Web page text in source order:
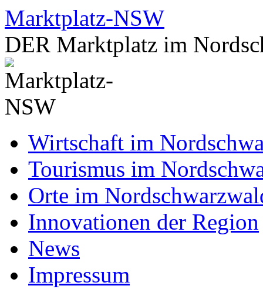
Zum
Inhalt
springen
Marktplatz-NSW
DER Marktplatz im
Wirtschaft im
Tourismus im
Orte im
Innovationen der Region
News
Impressum